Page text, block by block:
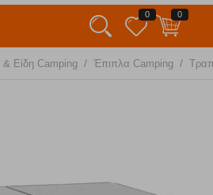
0 0
Είδη Camping / Έπιπλα Camping /